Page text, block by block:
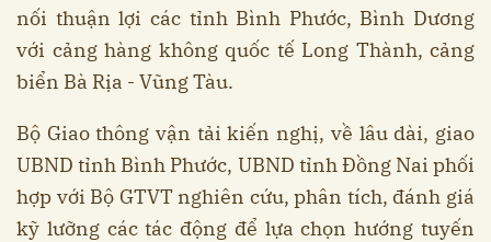
nối thuận lợi các tỉnh Bình Phước, Bình Dương
với cảng hàng không quốc tế Long Thành, cảng
biển Bà Rịa - Vũng Tàu.
Bộ Giao thông vận tải kiến nghị, về lâu dài, giao
UBND tỉnh Bình Phước, UBND tỉnh Đồng Nai phối
hợp với Bộ GTVT nghiên cứu, phân tích, đánh giá
kỹ lưỡng các tác động để lựa chọn hướng tuyến